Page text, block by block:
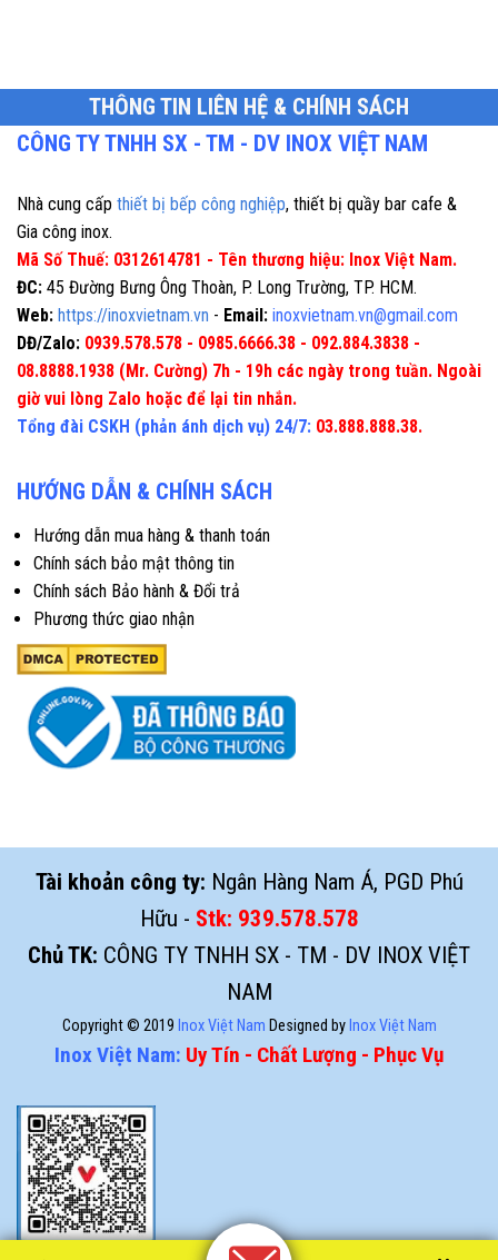
THÔNG TIN LIÊN HỆ & CHÍNH SÁCH
CÔNG TY TNHH SX - TM - DV INOX VIỆT NAM
Nhà cung cấp thiết bị bếp công nghiệp, thiết bị quầy bar cafe &
Gia công inox.
Mã Số Thuế: 0312614781 - Tên thương hiệu: Inox Việt Nam.
ĐC: 45 Đường Bưng Ông Thoàn, P. Long Trường, TP. HCM.
Web: https://inoxvietnam.vn - Email: inoxvietnam.vn@gmail.com
DĐ/Zalo: 0939.578.578 - 0985.6666.38 - 092.884.3838 -
08.8888.1938 (Mr. Cường) 7h - 19h các ngày trong tuần. Ngoài
giờ vui lòng Zalo hoặc để lại tin nhắn.
Tổng đài CSKH (phản ánh dịch vụ) 24/7: 03.888.888.38.
HƯỚNG DẪN & CHÍNH SÁCH
Hướng dẫn mua hàng & thanh toán
Chính sách bảo mật thông tin
Chính sách Bảo hành & Đổi trả
Phương thức giao nhận
Tài khoản công ty: Ngân Hàng Nam Á, PGD Phú
Hữu - Stk: 939.578.578
Chủ TK: CÔNG TY TNHH SX - TM - DV INOX VIỆT
NAM
Copyright © 2019 Inox Việt Nam Designed by Inox Việt Nam
Inox Việt Nam: Uy Tín - Chất Lượng - Phục Vụ